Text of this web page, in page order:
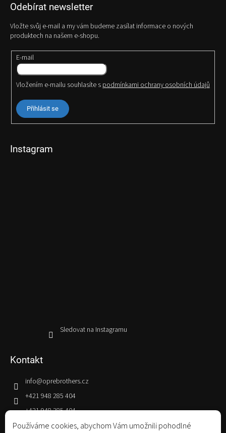
Používáme cookies, abychom Vám umožnili pohodlné
Odebírat newsletter
Vložte svůj e-mail a my vám budeme zasílat informace o nových
produktech na našem e-shopu.
E-mail
Vložením e-mailu souhlasíte spodmínkami ochrany osobních údajů
Přihlásit se
Instagram
Sledovat na Instagramu
Kontakt
info@oprebrothers.cz
+421 948 285 404
+421 948 285 404
oprecider